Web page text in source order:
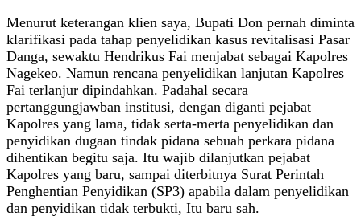
Menurut keterangan klien saya, Bupati Don pernah diminta
klarifikasi pada tahap penyelidikan kasus revitalisasi Pasar
Danga, sewaktu Hendrikus Fai menjabat sebagai Kapolres
Nagekeo. Namun rencana penyelidikan lanjutan Kapolres
Fai terlanjur dipindahkan. Padahal secara
pertanggungjawban institusi, dengan diganti pejabat
Kapolres yang lama, tidak serta-merta penyelidikan dan
penyidikan dugaan tindak pidana sebuah perkara pidana
dihentikan begitu saja. Itu wajib dilanjutkan pejabat
Kapolres yang baru, sampai diterbitnya Surat Perintah
Penghentian Penyidikan (SP3) apabila dalam penyelidikan
dan penyidikan tidak terbukti, Itu baru sah.